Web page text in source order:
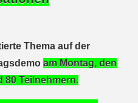
Thema auf der
am Montag, den
80 Teilnehmern.
10.07.2023 mit Jan
dem Heinrich-König-